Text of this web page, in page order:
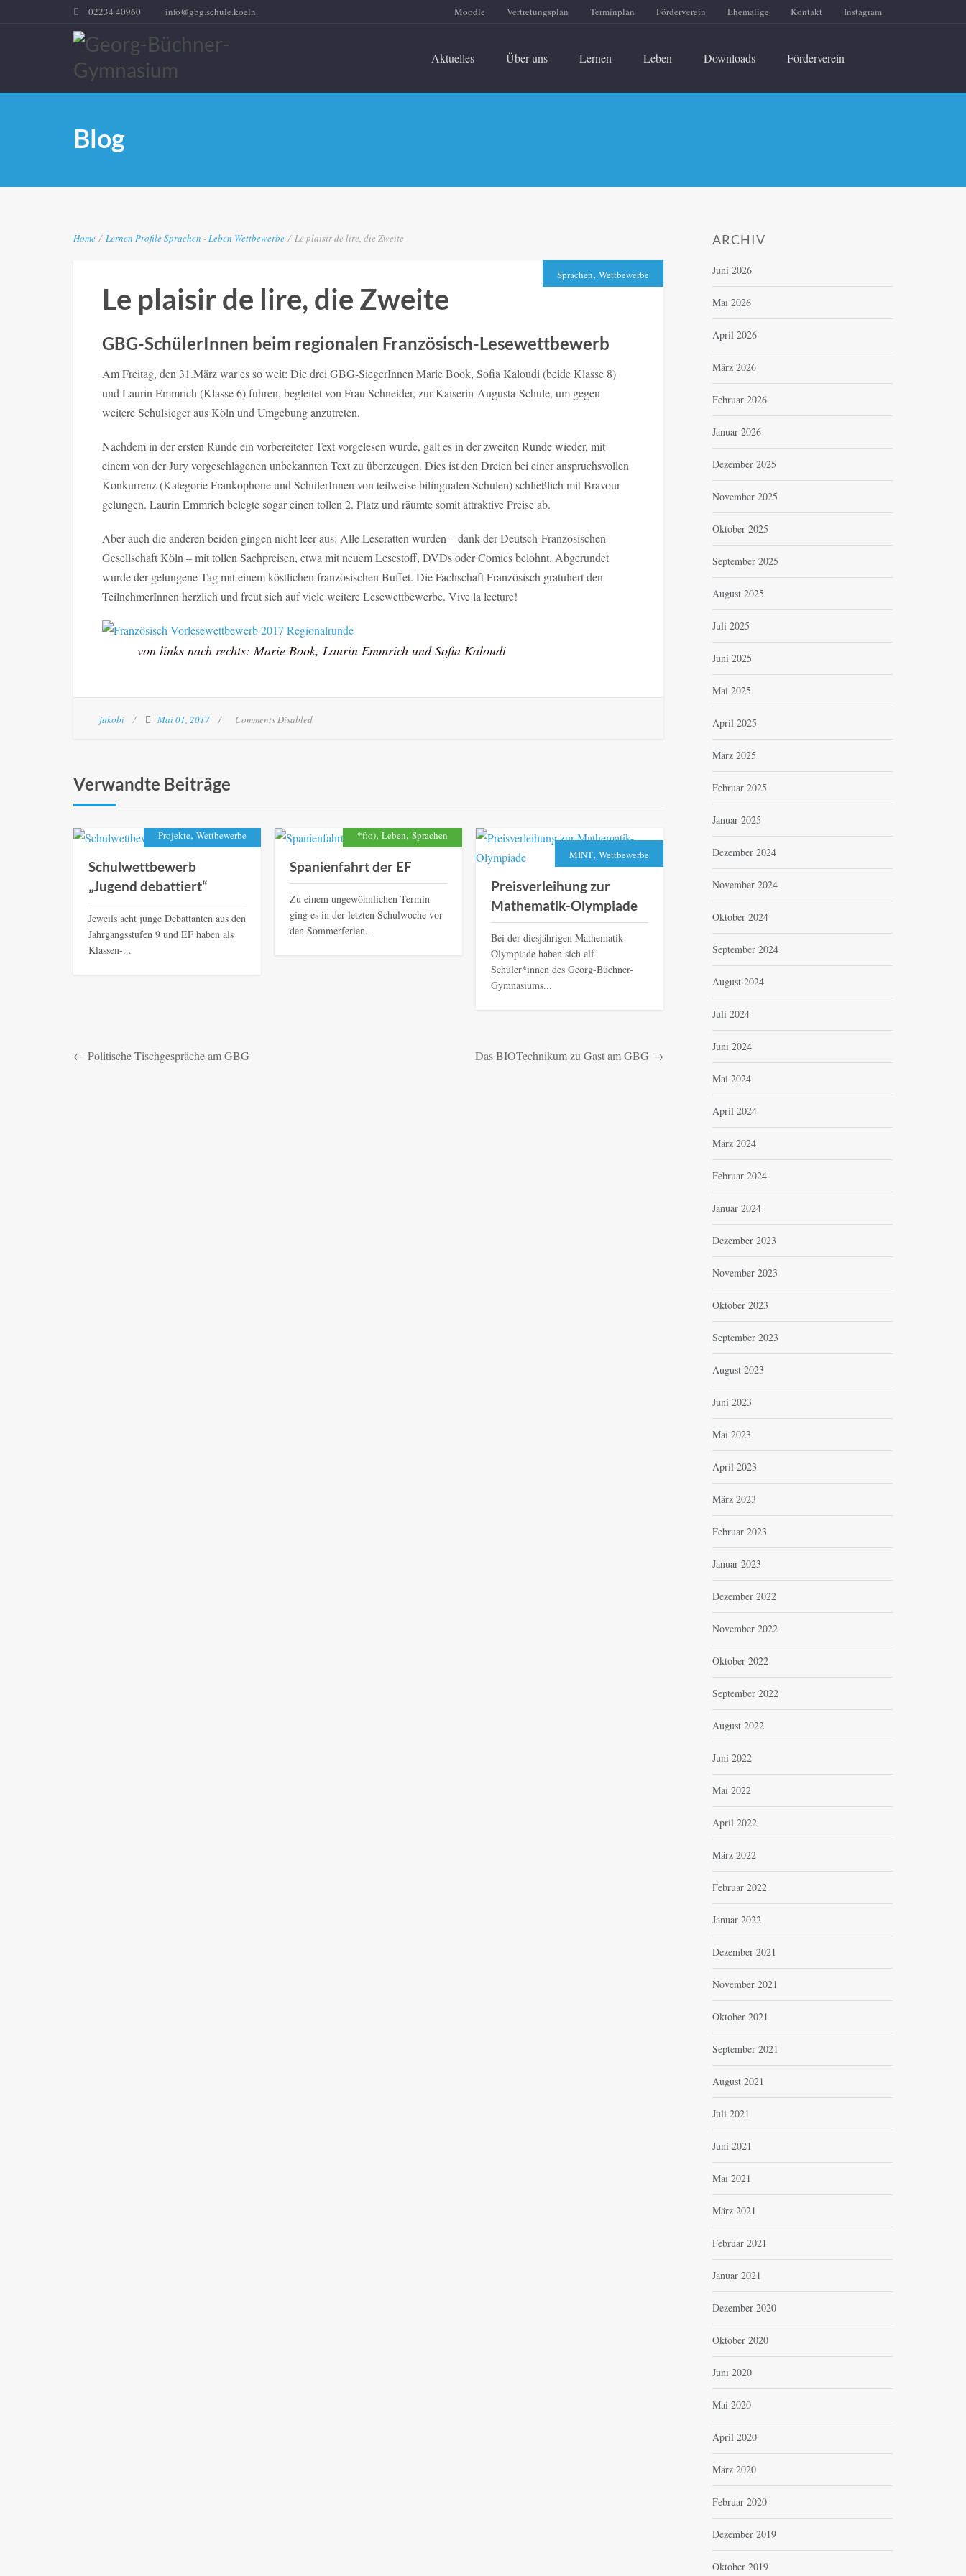
02234 40960 info@gbg.schule.koeln Moodle Vertretungsplan Terminplan Förderverein Ehemalige Kontakt Instagram
Aktuelles Über uns Lernen Leben Downloads Förderverein
Blog
Home / Lernen ProfileSprachen -Leben Wettbewerbe / Le plaisir de lire, die Zweite
Sprachen, Wettbewerbe
Le plaisir de lire, die Zweite
GBG-SchülerInnen beim regionalen Französisch-Lesewettbewerb
Am Freitag, den 31.März war es so weit: Die drei GBG-SiegerInnen Marie Book, Sofia Kaloudi (beide Klasse 8)
und Laurin Emmrich (Klasse 6) fuhren, begleitet von Frau Schneider, zur Kaiserin-Augusta-Schule, um gegen
weitere Schulsieger aus Köln und Umgebung anzutreten.
Nachdem in der ersten Runde ein vorbereiteter Text vorgelesen wurde, galt es in der zweiten Runde wieder, mit
einem von der Jury vorgeschlagenen unbekannten Text zu überzeugen. Dies ist den Dreien bei einer anspruchsvollen
Konkurrenz (Kategorie Frankophone und SchülerInnen von teilweise bilingualen Schulen) schließlich mit Bravour
gelungen. Laurin Emmrich belegte sogar einen tollen 2. Platz und räumte somit attraktive Preise ab.
Aber auch die anderen beiden gingen nicht leer aus: Alle Leseratten wurden – dank der Deutsch-Französischen
Gesellschaft Köln – mit tollen Sachpreisen, etwa mit neuem Lesestoff, DVDs oder Comics belohnt. Abgerundet
wurde der gelungene Tag mit einem köstlichen französischen Buffet. Die Fachschaft Französisch gratuliert den
TeilnehmerInnen herzlich und freut sich auf viele weitere Lesewettbewerbe. Vive la lecture!
von links nach rechts: Marie Book, Laurin Emmrich und Sofia Kaloudi
jakobi Mai 01, 2017 Comments Disabled
Verwandte Beiträge
Projekte, Wettbewerbe
Schulwettbewerb
„Jugend debattiert“
Jeweils acht junge Debattanten aus den
Jahrgangsstufen 9 und EF haben als
Klassen-...
*f:o), Leben, Sprachen
Spanienfahrt der EF
Zu einem ungewöhnlichen Termin
ging es in der letzten Schulwoche vor
den Sommerferien...
MINT, Wettbewerbe
Preisverleihung zur
Mathematik-Olympiade
Bei der diesjährigen Mathematik-
Olympiade haben sich elf
Schüler*innen des Georg-Büchner-
Gymnasiums...
← Politische Tischgespräche am GBG Das BIOTechnikum zu Gast am GBG →
ARCHIV
Juni 2026
Mai 2026
April 2026
März 2026
Februar 2026
Januar 2026
Dezember 2025
November 2025
Oktober 2025
September 2025
August 2025
Juli 2025
Juni 2025
Mai 2025
April 2025
März 2025
Februar 2025
Januar 2025
Dezember 2024
November 2024
Oktober 2024
September 2024
August 2024
Juli 2024
Juni 2024
Mai 2024
April 2024
März 2024
Februar 2024
Januar 2024
Dezember 2023
November 2023
Oktober 2023
September 2023
August 2023
Juni 2023
Mai 2023
April 2023
März 2023
Februar 2023
Januar 2023
Dezember 2022
November 2022
Oktober 2022
September 2022
August 2022
Juni 2022
Mai 2022
April 2022
März 2022
Februar 2022
Januar 2022
Dezember 2021
November 2021
Oktober 2021
September 2021
August 2021
Juli 2021
Juni 2021
Mai 2021
März 2021
Februar 2021
Januar 2021
Dezember 2020
Oktober 2020
Juni 2020
Mai 2020
April 2020
März 2020
Februar 2020
Dezember 2019
Oktober 2019